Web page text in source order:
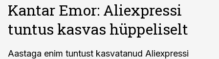
Kantar Emor: Aliexpressi
tuntus kasvas hüppeliselt
Aastaga enim tuntust kasvatanud Aliexpressi